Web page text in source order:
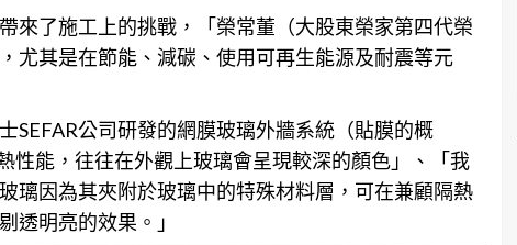
來了施工上的挑戰，「榮常董（大股東榮家第四代榮
尤其是在節能、減碳、使用可再生能源及耐震等元
SEFAR公司研發的網膜玻璃外牆系統（貼膜的概
性能，往往在外觀上玻璃會呈現較深的顏色」、「我
璃因為其夾附於玻璃中的特殊材料層，可在兼顧隔熱
透明亮的效果。」